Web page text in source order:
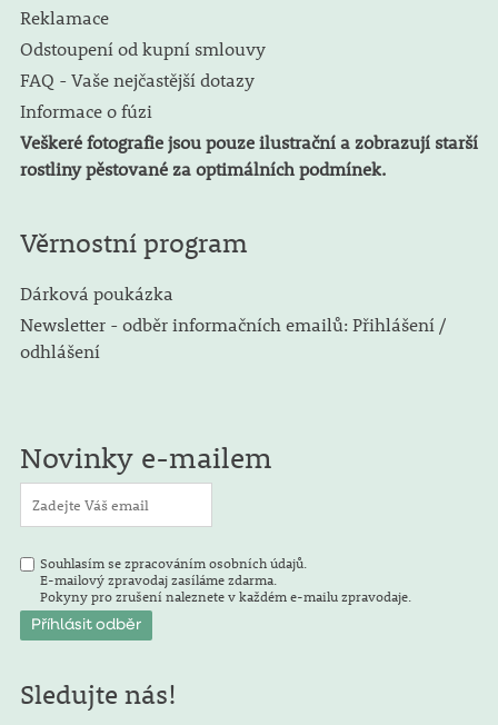
Reklamace
Odstoupení od kupní smlouvy
FAQ - Vaše nejčastější dotazy
Informace o fúzi
Veškeré fotografie jsou pouze ilustrační a zobrazují starší
rostliny pěstované za optimálních podmínek.
Věrnostní program
Dárková poukázka
Newsletter - odběr informačních emailů: Přihlášení /
odhlášení
Novinky e-mailem
Souhlasím se zpracováním osobních údajů.
E-mailový zpravodaj zasíláme zdarma.
Pokyny pro zrušení naleznete v každém e-mailu zpravodaje.
Sledujte nás!